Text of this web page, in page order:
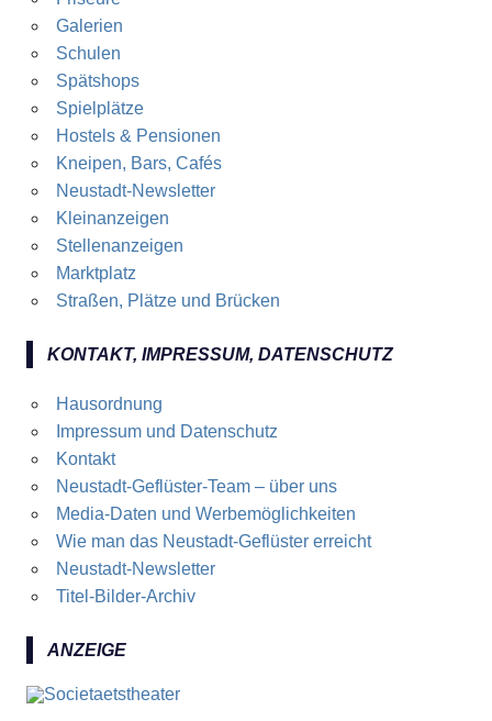
Galerien
Schulen
Spätshops
Spielplätze
Hostels & Pensionen
Kneipen, Bars, Cafés
Neustadt-Newsletter
Kleinanzeigen
Stellenanzeigen
Marktplatz
Straßen, Plätze und Brücken
KONTAKT, IMPRESSUM, DATENSCHUTZ
Hausordnung
Impressum und Datenschutz
Kontakt
Neustadt-Geflüster-Team – über uns
Media-Daten und Werbemöglichkeiten
Wie man das Neustadt-Geflüster erreicht
Neustadt-Newsletter
Titel-Bilder-Archiv
ANZEIGE